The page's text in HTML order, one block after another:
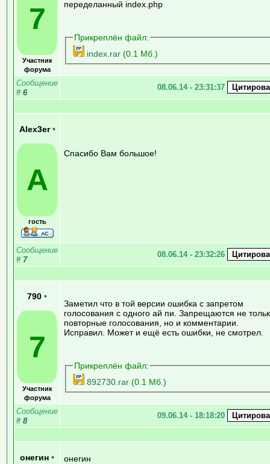
7
Участник
форума
переделанный index.php
Прикреплён файл:
index.rar(0.1 Мб.)
Сообщение
# 6
08.06.14 - 23:31:37
Alex3er •
A
гость
Спасибо Вам большое!
Сообщение
# 7
08.06.14 - 23:32:26
790 •
7
Участник
форума
Заметил что в той версии ошибка с запретом
голосования с одного ай пи. Запрещаются не
повторные голосования, но и комментарии.
Исправил. Может и ещё есть ошибки, не смотрел.
Прикреплён файл:
892730.rar(0.1 Мб.)
Сообщение
# 8
09.06.14 - 18:18:20
онегин •
онегин